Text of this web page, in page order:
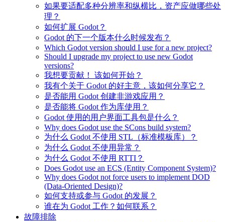
如果要适配多种分辨率和纵横比，资产应做哪些处
理？
如何扩展 Godot？
Godot 的下一个版本什么时候发布？
Which Godot version should I use for a new project?
Should I upgrade my project to use new Godot
versions?
我想要贡献！ 该如何开始？
我有个关于 Godot 的好主意，该如何分享它？
是否能用 Godot 创建非游戏应用？
是否能将 Godot 作为库使用？
Godot 使用的用户界面工具包是什么？
Why does Godot use the SCons build system?
为什么 Godot 不使用 STL（标准模板库）？
为什么 Godot 不使用异常？
为什么 Godot 不使用 RTTI？
Does Godot use an ECS (Entity Component System)?
Why does Godot not force users to implement DOD
(Data-Oriented Design)?
如何支持或参与 Godot 的发展？
谁在为 Godot 工作？如何联系？
故障排除